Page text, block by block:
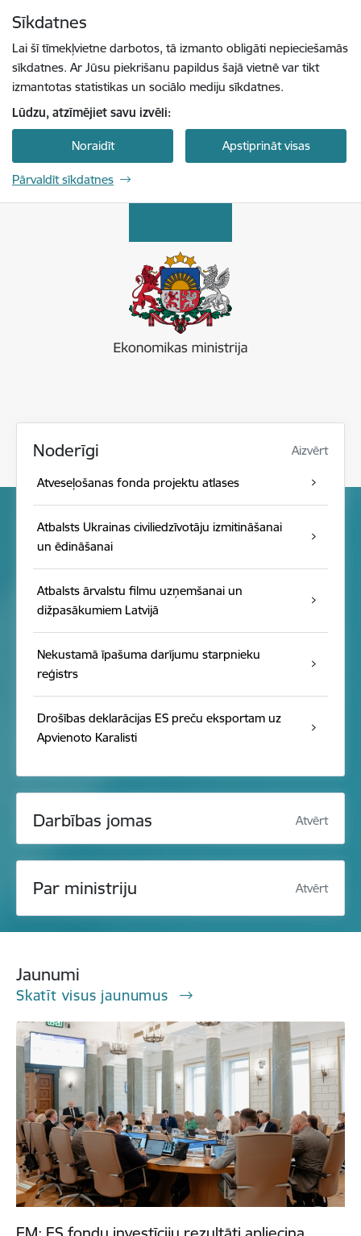
Sīkdatnes
Lai šī tīmekļvietne darbotos, tā izmanto obligāti nepieciešamās
sīkdatnes. Ar Jūsu piekrišanu papildus šajā vietnē var tikt
izmantotas statistikas un sociālo mediju sīkdatnes.
Lūdzu, atzīmējiet savu izvēli:
Noraidīt Apstiprināt visas
Pārvaldīt sīkdatnes
Noderīgi Aizvērt
Atveseļošanas fonda projektu atlases
Atbalsts Ukrainas civiliedzīvotāju izmitināšanai
un ēdināšanai
Atbalsts ārvalstu filmu uzņemšanai un
dižpasākumiem Latvijā
Nekustamā īpašuma darījumu starpnieku
reģistrs
Drošības deklarācijas ES preču eksportam uz
Apvienoto Karalisti
Darbības jomas Atvērt
Par ministriju Atvērt
Jaunumi
Skatīt visus jaunumus